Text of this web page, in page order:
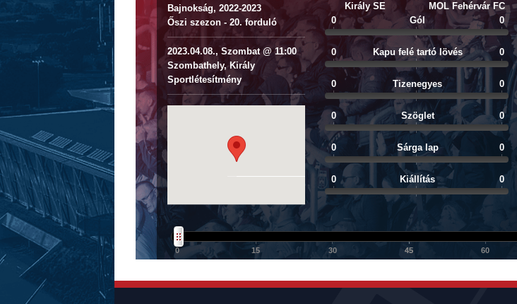
Bajnokság, 2022-2023
Őszi szezon - 20. forduló
2023.04.08., Szombat @ 11:00
Szombathely, Király
Sportlétesítmény
Király SE
MOL Fehérvár FC
0
Gól 0
0 Kapu felé tartó lövés 0
0 Tizenegyes 0
0 Szöglet 0
0 Sárga lap 0
0 Kiállítás 0
0 15 30 45
45 60